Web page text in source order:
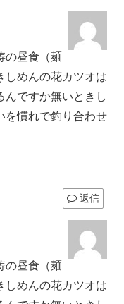
の昼食（麺
しめんの花カツオは
んですか無いときし
を慣れで釣り合わせ
返信
の昼食（麺
しめんの花カツオは